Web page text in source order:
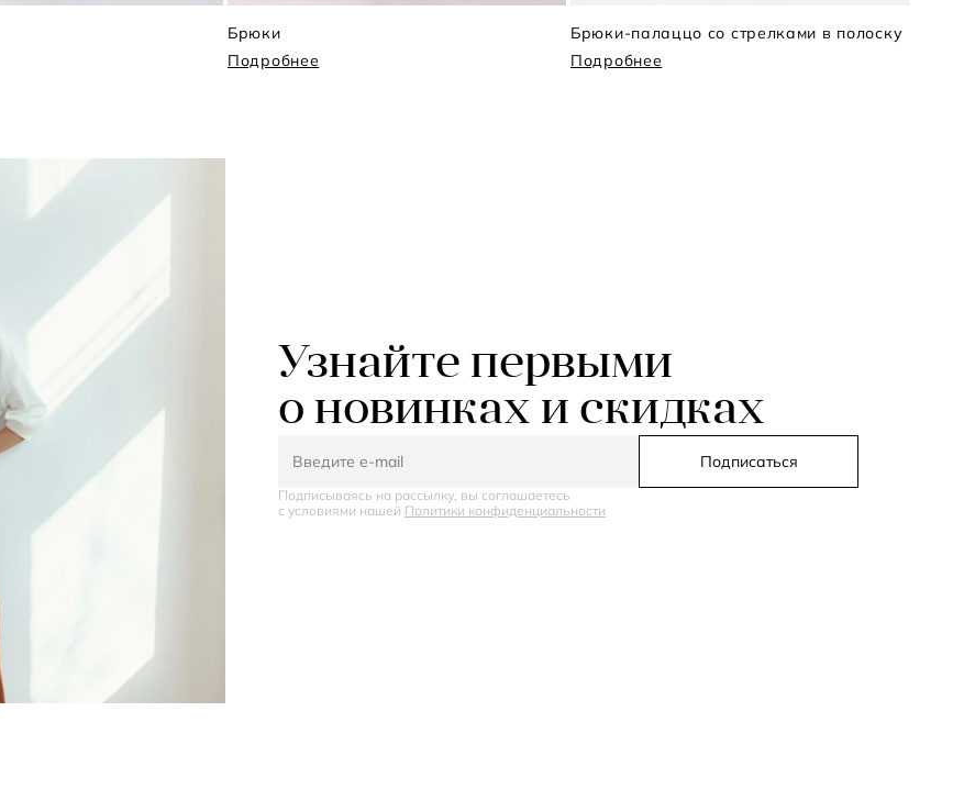
Брюки
Подробнее
Брюки-палаццо со стрелками в полоску
Подробнее
Узнайте первыми
о новинках и скидках
Подписаться
Подписываясь на рассылку, вы соглашаетесь
с условиями нашей Политики конфиденциальности